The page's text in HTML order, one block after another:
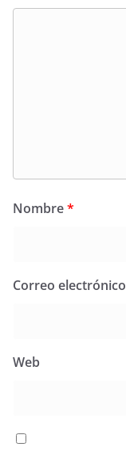
Nombre*
Correo electrónico
Web